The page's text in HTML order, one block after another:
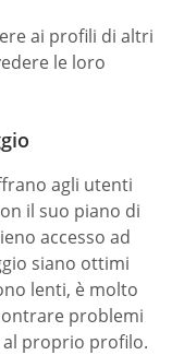
ai profili di altri
le loro
agli utenti
il suo piano di
accesso ad
siano ottimi
lenti, è molto
problemi
al proprio profilo.